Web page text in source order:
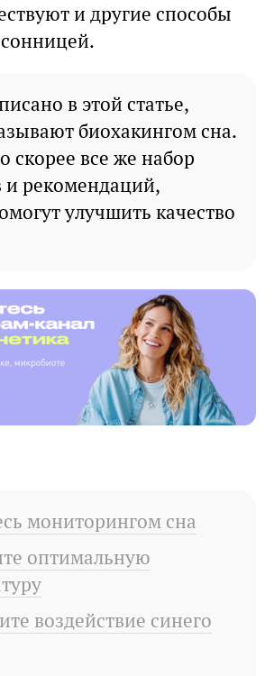
и другие способы
в этой статье,
биохакингом сна.
скорее все же набор
и рекомендаций,
улучшить качество
мониторингом сна
оптимальную
воздействие синего